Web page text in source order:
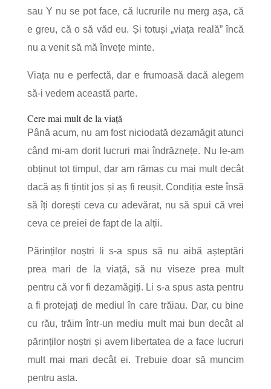
sau Y nu se pot face, că lucrurile nu merg așa, că
e greu, că o să văd eu. Și totuși „viața reală” încă
nu a venit să mă învețe minte.
Viața nu e perfectă, dar e frumoasă dacă alegem
să-i vedem această parte.
Cere mai mult de la viață
Până acum, nu am fost niciodată dezamăgit atunci
când mi-am dorit lucruri mai îndrăznețe. Nu le-am
obținut tot timpul, dar am rămas cu mai mult decât
dacă aș fi țintit jos și aș fi reușit. Condiția este însă
să îți dorești ceva cu adevărat, nu să spui că vrei
ceva ce preiei de fapt de la alții.
Părinților noștri li s-a spus să nu aibă așteptări
prea mari de la viață, să nu viseze prea mult
pentru că vor fi dezamăgiți. Li s-a spus asta pentru
a fi protejați de mediul în care trăiau. Dar, cu bine
cu rău, trăim într-un mediu mult mai bun decât al
părinților noștri și avem libertatea de a face lucruri
mult mai mari decât ei. Trebuie doar să muncim
pentru asta.